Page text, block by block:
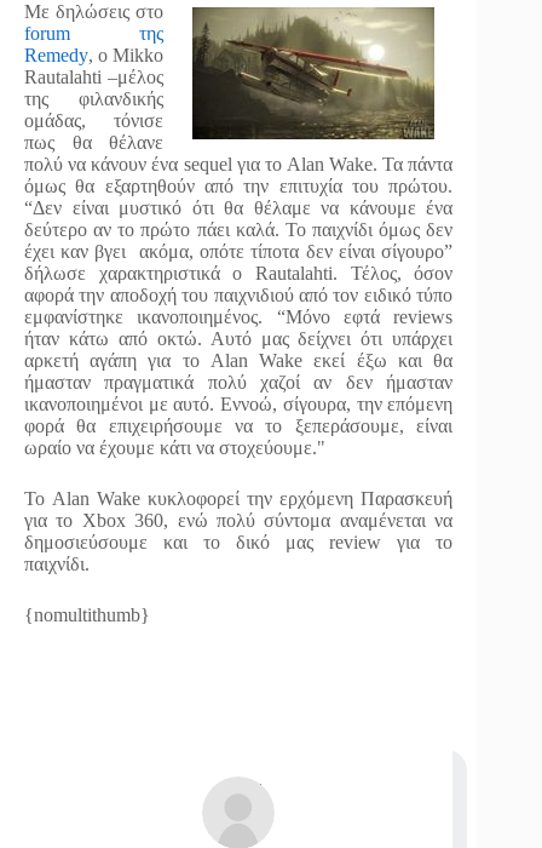
Με δηλώσεις στο
forum της
Remedy, ο Mikko
Rautalahti –μέλος
της φιλανδικής
ομάδας, τόνισε
πως θα θέλανε
πολύ να κάνουν ένα sequel για το Alan Wake. Τα πάντα
όμως θα εξαρτηθούν από την επιτυχία του πρώτου.
“Δεν είναι μυστικό ότι θα θέλαμε να κάνουμε ένα
δεύτερο αν το πρώτο πάει καλά. Το παιχνίδι όμως δεν
έχει καν βγει
ακόμα, οπότε τίποτα δεν είναι σίγουρο”
δήλωσε χαρακτηριστικά ο Rautalahti. Τέλος, όσον
αφορά την αποδοχή του παιχνιδιού από τον ειδικό τύπο
εμφανίστηκε ικανοποιημένος. “Μόνο εφτάreviews
ήταν κάτω από οκτώ. Αυτό μας δείχνει ότι υπάρχει
αρκετή αγάπη για το Alan Wake εκεί έξω και θα
ήμασταν πραγματικά πολύ χαζοί αν δεν ήμασταν
ικανοποιημένοι με αυτό. Εννοώ, σίγουρα, την επόμενη
φορά θα επιχειρήσουμε να το ξεπεράσουμε, είναι
ωραίο να έχουμε κάτι να στοχεύουμε."
Το Alan Wake κυκλοφορεί την ερχόμενη Παρασκευή
για το Xbox360, ενώ πολύ σύντομα αναμένεται να
δημοσιεύσουμε και το δικό μαςreview για το
παιχνίδι.
{nomultithumb}